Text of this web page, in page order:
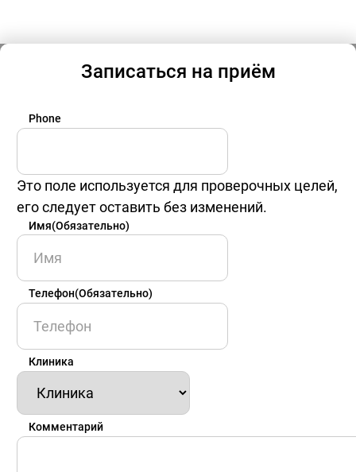
Записаться на приём
Phone
Это поле используется для проверочных целей,
его следует оставить без изменений.
Имя(Обязательно)
Имя
Телефон(Обязательно)
Клиника
Комментарий